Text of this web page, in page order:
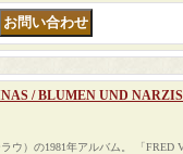
/ BLUMEN UND
ウ）の1981年アルバム。 「FRED